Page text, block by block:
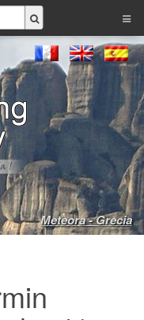
Meteora - Grecia